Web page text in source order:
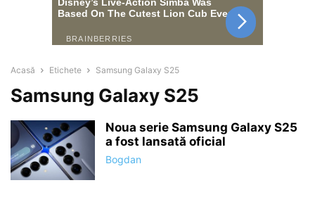
Acasă Etichete Samsung Galaxy S25
Samsung Galaxy S25
Noua serie Samsung Galaxy S25
a fost lansată oficial
Bogdan